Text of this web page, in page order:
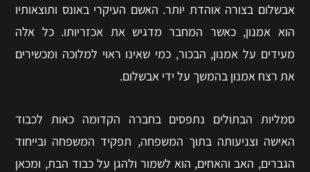
אבשלום בצורה אוהדת יותר. האשם העיקרי באונס ותוצאותיו
הוא אמנון, כאשר המחבר מדגיש את אכזריותו. כל אלה
מעידים על אמנון, הבכור, כמי שאינו ראוי למלוכה ומכשירים
את רצח אמנון בהמשך על ידי אבשלום.
סמליות הבתולים נתפסים בחברה הקדומה כאות לכבוד
האישה וצניעותה בתוך המשפחה, תפקיד המשפחה ובייחוד
הגברים, האב והאחים, הוא לשמור ולהגן על כבוד הבת, ומכאן